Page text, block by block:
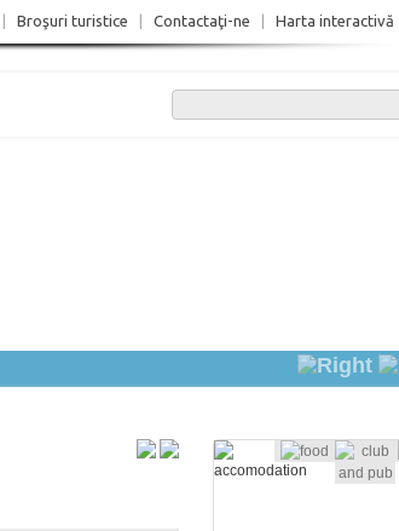
Broşuri turistice Contactaţi-ne Harta interactivă